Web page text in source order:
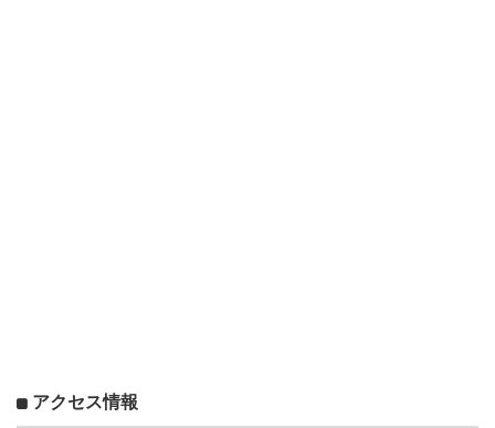
アクセス情報